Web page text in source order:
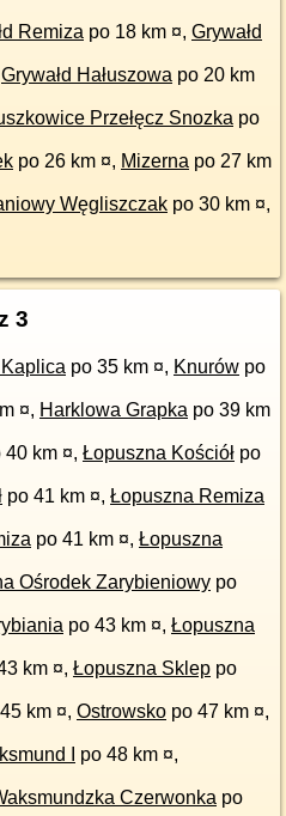
Remiza po 18 km ¤, Grywałd
Grywałd Hałuszowa po 20 km
Przełęcz Snozka po
po 26 km ¤, Mizerna po 27 km
Węgliszczak po 30 km ¤,
3
po 35 km ¤, Knurów po
¤, Harklowa Grapka po 39 km
40 km ¤, Łopuszna Kościół po
po 41 km ¤, Łopuszna Remiza
po 41 km ¤, Łopuszna
Ośrodek Zarybieniowy po
po 43 km ¤, Łopuszna
km ¤, Łopuszna Sklep po
km ¤, Ostrowsko po 47 km ¤,
I po 48 km ¤,
Czerwonka po